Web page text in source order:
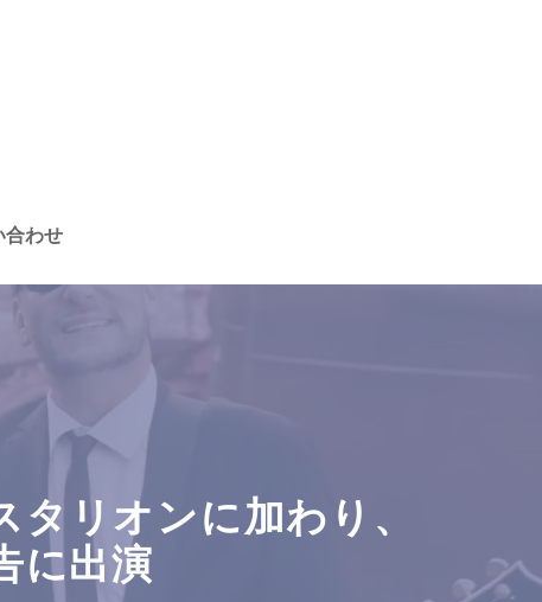
合わせ
リオンに加わり、
に出演